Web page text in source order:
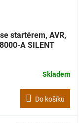
startérem, AVR,
A SILENT
Skladem
Do košíku